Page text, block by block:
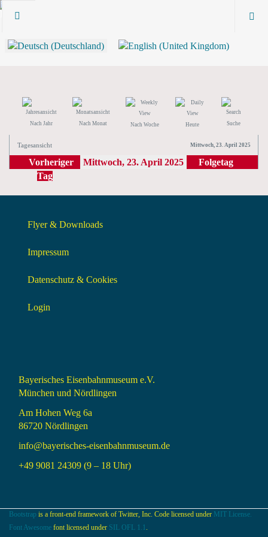
Nach Jahr Nach Monat Nach Woche Heute Suche
Tagesansicht Mittwoch, 23. April 2025
Vorheriger
Tag
Mittwoch, 23. April 2025 Folgetag
Flyer & Downloads
Impressum
Datenschutz & Cookies
Login
Bayerisches Eisenbahnmuseum e.V.
München und Nördlingen
Am Hohen Weg 6a
86720 Nördlingen
info@bayerisches-eisenbahnmuseum.de
+49 9081 24309 (9 – 18 Uhr)
Bootstrap is a front-end framework of Twitter, Inc. Code licensed under MIT License.
Font Awesome font licensed under SIL OFL 1.1 .